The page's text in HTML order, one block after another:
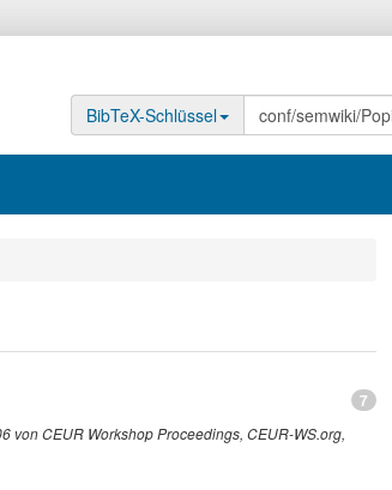
BibTeX-Schlüssel
7
von CEUR Workshop Proceedings, CEUR-WS.org,